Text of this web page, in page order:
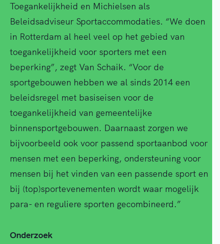
Toegankelijkheid en Michielsen als
Beleidsadviseur Sportaccommodaties. “We doen
in Rotterdam al heel veel op het gebied van
toegankelijkheid voor sporters met een
beperking”, zegt Van Schaik. “Voor de
sportgebouwen hebben we al sinds 2014 een
beleidsregel met basiseisen voor de
toegankelijkheid van gemeentelijke
binnensportgebouwen. Daarnaast zorgen we
bijvoorbeeld ook voor passend sportaanbod voor
mensen met een beperking, ondersteuning voor
mensen bij het vinden van een passende sport en
bij (top)sportevenementen wordt waar mogelijk
para- en reguliere sporten gecombineerd.”
Onderzoek